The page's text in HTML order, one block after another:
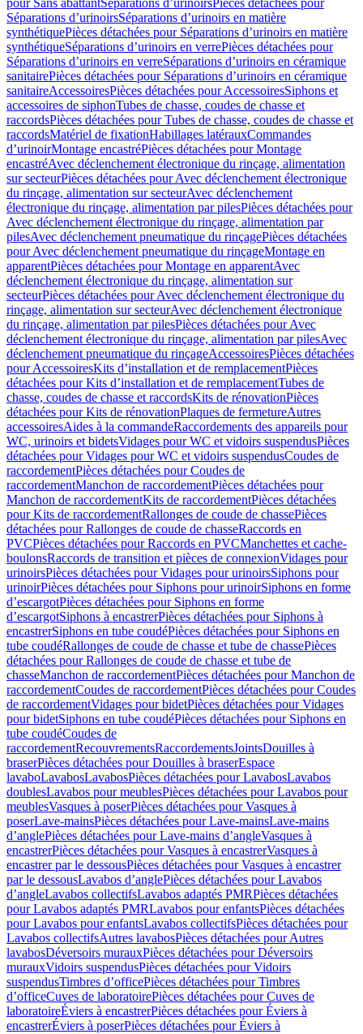
pour Sans abattantSéparations d’urinoirsPièces détachées pour
Séparations d’urinoirsSéparations d’urinoirs en matière
synthétiquePièces détachées pour Séparations d’urinoirs en matière
synthétiqueSéparations d’urinoirs en verrePièces détachées pour
Séparations d’urinoirs en verreSéparations d’urinoirs en céramique
sanitairePièces détachées pour Séparations d’urinoirs en céramique
sanitaireAccessoiresPièces détachées pour AccessoiresSiphons et
accessoires de siphonTubes de chasse, coudes de chasse et
raccordsPièces détachées pour Tubes de chasse, coudes de chasse et
raccordsMatériel de fixationHabillages latérauxCommandes
dʼurinoirMontage encastréPièces détachées pour Montage
encastréAvec déclenchement électronique du rinçage, alimentation
sur secteurPièces détachées pour Avec déclenchement électronique
du rinçage, alimentation sur secteurAvec déclenchement
électronique du rinçage, alimentation par pilesPièces détachées pour
Avec déclenchement électronique du rinçage, alimentation par
pilesAvec déclenchement pneumatique du rinçagePièces détachées
pour Avec déclenchement pneumatique du rinçageMontage en
apparentPièces détachées pour Montage en apparentAvec
déclenchement électronique du rinçage, alimentation sur
secteurPièces détachées pour Avec déclenchement électronique du
rinçage, alimentation sur secteurAvec déclenchement électronique
du rinçage, alimentation par pilesPièces détachées pour Avec
déclenchement électronique du rinçage, alimentation par pilesAvec
déclenchement pneumatique du rinçageAccessoiresPièces détachées
pour AccessoiresKits d’installation et de remplacementPièces
détachées pour Kits d’installation et de remplacementTubes de
chasse, coudes de chasse et raccordsKits de rénovationPièces
détachées pour Kits de rénovationPlaques de fermetureAutres
accessoiresAides à la commandeRaccordements des appareils pour
WC, urinoirs et bidetsVidages pour WC et vidoirs suspendusPièces
détachées pour Vidages pour WC et vidoirs suspendusCoudes de
raccordementPièces détachées pour Coudes de
raccordementManchon de raccordementPièces détachées pour
Manchon de raccordementKits de raccordementPièces détachées
pour Kits de raccordementRallonges de coude de chassePièces
détachées pour Rallonges de coude de chasseRaccords en
PVCPièces détachées pour Raccords en PVCManchettes et cache-
boulonsRaccords de transition et pièces de connexionVidages pour
urinoirsPièces détachées pour Vidages pour urinoirsSiphons pour
urinoirPièces détachées pour Siphons pour urinoirSiphons en forme
d’escargotPièces détachées pour Siphons en forme
d’escargotSiphons à encastrerPièces détachées pour Siphons à
encastrerSiphons en tube coudéPièces détachées pour Siphons en
tube coudéRallonges de coude de chasse et tube de chassePièces
détachées pour Rallonges de coude de chasse et tube de
chasseManchon de raccordementPièces détachées pour Manchon de
raccordementCoudes de raccordementPièces détachées pour Coudes
de raccordementVidages pour bidetPièces détachées pour Vidages
pour bidetSiphons en tube coudéPièces détachées pour Siphons en
tube coudéCoudes de
raccordementRecouvrementsRaccordementsJointsDouilles à
braserPièces détachées pour Douilles à braserEspace
lavaboLavabosLavabosPièces détachées pour LavabosLavabos
doublesLavabos pour meublesPièces détachées pour Lavabos pour
meublesVasques à poserPièces détachées pour Vasques à
poserLave-mainsPièces détachées pour Lave-mainsLave-mains
d’anglePièces détachées pour Lave-mains d’angleVasques à
encastrerPièces détachées pour Vasques à encastrerVasques à
encastrer par le dessousPièces détachées pour Vasques à encastrer
par le dessousLavabos d’anglePièces détachées pour Lavabos
d’angleLavabos collectifsLavabos adaptés PMRPièces détachées
pour Lavabos adaptés PMRLavabos pour enfantsPièces détachées
pour Lavabos pour enfantsLavabos collectifsPièces détachées pour
Lavabos collectifsAutres lavabosPièces détachées pour Autres
lavabosDéversoirs murauxPièces détachées pour Déversoirs
murauxVidoirs suspendusPièces détachées pour Vidoirs
suspendusTimbres dʼofficePièces détachées pour Timbres
dʼofficeCuves de laboratoirePièces détachées pour Cuves de
laboratoireÉviers à encastrerPièces détachées pour Éviers à
encastrerÉviers à poserPièces détachées pour Éviers à